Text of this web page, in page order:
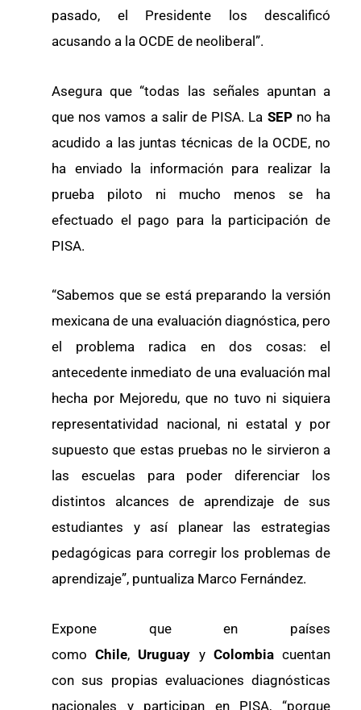
pasado, el Presidente los descalificó
acusando a la OCDE de neoliberal”.
Asegura que “todas las señales apuntan a
que nos vamos a salir de PISA. La SEP no ha
acudido a las juntas técnicas de la OCDE, no
ha enviado la información para realizar la
prueba piloto ni mucho menos se ha
efectuado el pago para la participación de
PISA.
“Sabemos que se está preparando la versión
mexicana de una evaluación diagnóstica, pero
el problema radica en dos cosas: el
antecedente inmediato de una evaluación mal
hecha por Mejoredu, que no tuvo ni siquiera
representatividad nacional, ni estatal y por
supuesto que estas pruebas no le sirvieron a
las escuelas para poder diferenciar los
distintos alcances de aprendizaje de sus
estudiantes y así planear las estrategias
pedagógicas para corregir los problemas de
aprendizaje”, puntualiza Marco Fernández.
Expone que en países
comoChile, Uruguay y Colombiacuentan
con sus propias evaluaciones diagnósticas
nacionales y participan en PISA, “porque